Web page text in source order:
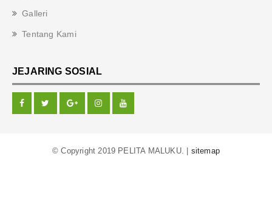
Galleri
Tentang Kami
JEJARING SOSIAL
© Copyright 2019 PELITA MALUKU. | sitemap